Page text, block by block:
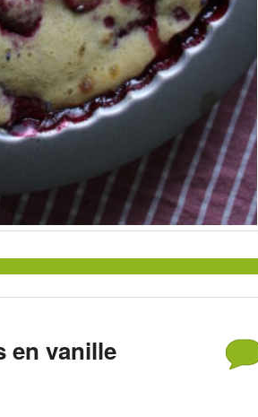
en vanille